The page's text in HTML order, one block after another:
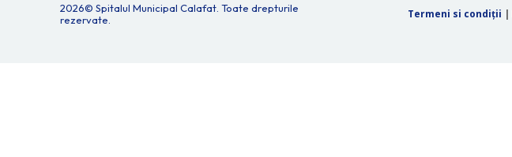
2026© Spitalul Municipal Calafat. Toate drepturile
rezervate.
Termeni si condiții |